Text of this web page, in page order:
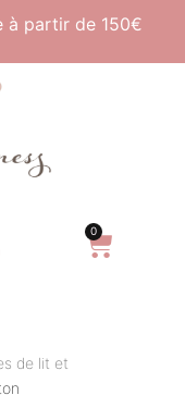
à partir de 150€
0
de lit et